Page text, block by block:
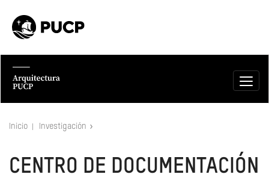
Inicio Investigación
CENTRO DE DOCUMENTACIÓN